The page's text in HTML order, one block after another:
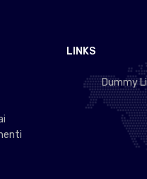
LINKS
Dummy